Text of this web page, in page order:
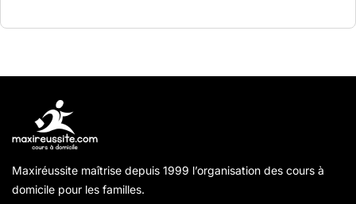
Maxiréussite maîtrise depuis 1999 l’organisation des cours à
domicile pour les familles.